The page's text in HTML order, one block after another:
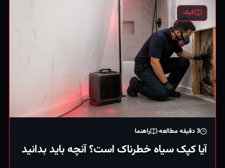
کپک
3 دقیقه مطالعه راهنما
آیا کپک سیاه خطرناک است؟ آنچه باید بدانید